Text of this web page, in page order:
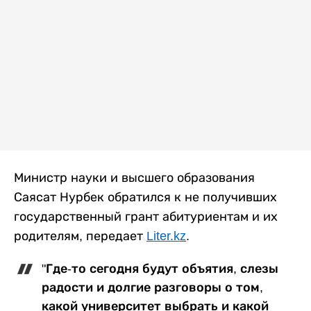
Министр науки и высшего образования
Саясат Нурбек обратился к не получивших
государственный грант абитуриентам и их
родителям, передает Liter.kz.
"Где-то сегодня будут объятия, слезы
радости и долгие разговоры о том,
какой университет выбрать и какой